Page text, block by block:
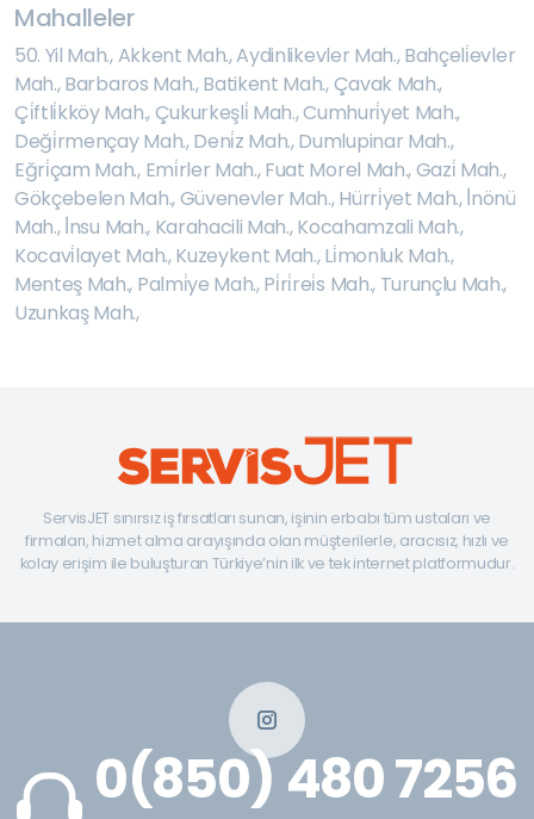
Mahalleler
50. Yil Mah.,Akkent Mah.,Aydinlikevler Mah.,Bahçeli̇evler
Mah.,Barbaros Mah.,Batikent Mah.,Çavak Mah.,
Çi̇ftli̇kköy Mah.,Çukurkeşli̇ Mah.,Cumhuri̇yet Mah.,
Deği̇rmençay Mah.,Deni̇z Mah.,Dumlupinar Mah.,
Eğri̇çam Mah., Emi̇rler Mah.,Fuat Morel Mah.,Gazi̇ Mah.,
Gökçebelen Mah.,Güvenevler Mah.,Hürri̇yet Mah.,İ̇nönü
Mah.,İ̇nsu Mah., Karahacili Mah.,Kocahamzali Mah.,
Kocavi̇layet Mah.,Kuzeykent Mah.,Li̇monluk Mah.,
Menteş Mah., Palmi̇ye Mah.,Pi̇ri̇rei̇s Mah., Turunçlu Mah.,
Uzunkaş Mah.,
ServisJET sınırsız iş fırsatları sunan, işinin erbabı tüm ustaları ve
firmaları, hizmet alma arayışında olan müşterilerle, aracısız, hızlı ve
kolay erişim ile buluşturan Türkiye’nin ilk ve tek internet platformudur.
0(850) 480 7256